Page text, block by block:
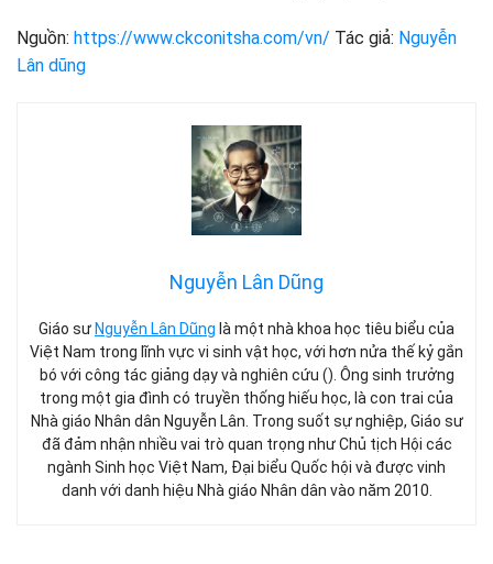
Nguồn: https://www.ckconitsha.com/vn/ Tác giả: Nguyễn
Lân dũng
Nguyễn Lân Dũng
Giáo sư Nguyễn Lân Dũng là một nhà khoa học tiêu biểu của
Việt Nam trong lĩnh vực vi sinh vật học, với hơn nửa thế kỷ gắn
bó với công tác giảng dạy và nghiên cứu (). Ông sinh trưởng
trong một gia đình có truyền thống hiếu học, là con trai của
Nhà giáo Nhân dân Nguyễn Lân. Trong suốt sự nghiệp, Giáo sư
đã đảm nhận nhiều vai trò quan trọng như Chủ tịch Hội các
ngành Sinh học Việt Nam, Đại biểu Quốc hội và được vinh
danh với danh hiệu Nhà giáo Nhân dân vào năm 2010.